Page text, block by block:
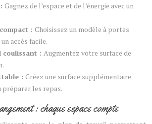
Gagnez de l’espace et de l’énergie avec un
: Choisissez un modèle à portes
accès facile.
coulissant : Augmentez votre surface de
: Créez une surface supplémentaire
préparer les repas.
: chaque espace compte